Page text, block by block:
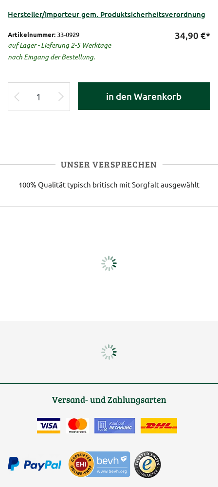
Hersteller/Importeur gem. Produktsicherheitsverordnung
Artikelnummer: 33-0929
auf Lager - Lieferung 2-5 Werktage
nach Eingang der Bestellung.
34,90 €*
in den Warenkorb
UNSER VERSPRECHEN
100% Qualität typisch britisch mit Sorgfalt ausgewählt
Versand- und Zahlungsarten